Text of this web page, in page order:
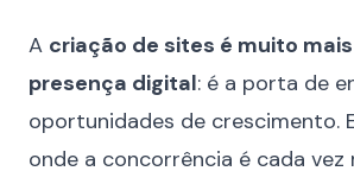
A criação de sites é muito
presença digital: é a porta de
oportunidades de crescimento.
onde a concorrência é cada vez